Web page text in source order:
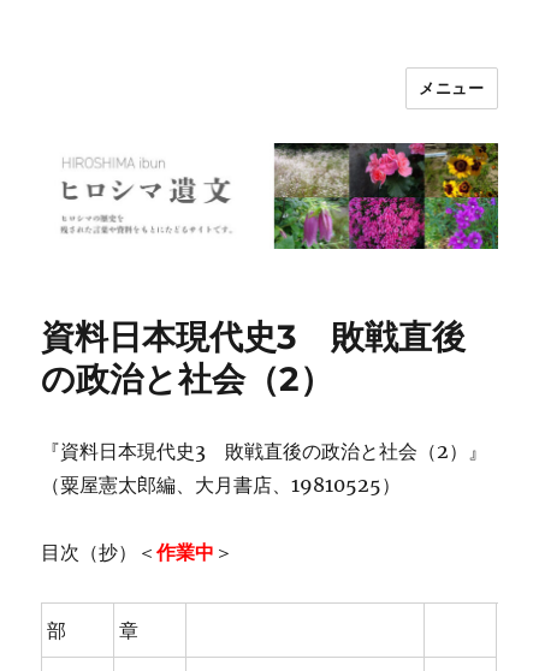
メニュー
資料日本現代史3 敗戦直後
の政治と社会（2）
『資料日本現代史3 敗戦直後の政治と社会（2）』
（粟屋憲太郎編、大月書店、19810525）
目次（抄）＜作業中 ＞
部 章